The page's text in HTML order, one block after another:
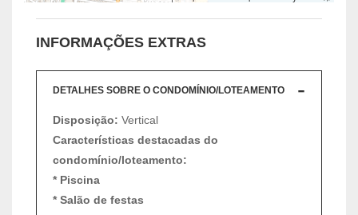
INFORMAÇÕES EXTRAS
DETALHES SOBRE O CONDOMÍNIO/LOTEAMENTO
Disposição: Vertical
Características destacadas do
condomínio/loteamento:
* Piscina
* Salão de festas